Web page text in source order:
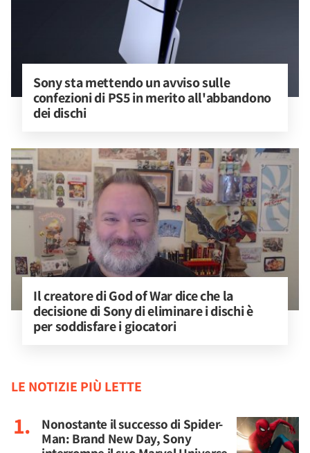
Sony sta mettendo un avviso sulle
confezioni di PS5 in merito all'abbandono
dei dischi
Il creatore di God of War dice che la
decisione di Sony di eliminare i dischi è
per soddisfare i giocatori
LE NOTIZIE PIÙ LETTE
Nonostante il successo di Spider-
Man: Brand New Day, Sony